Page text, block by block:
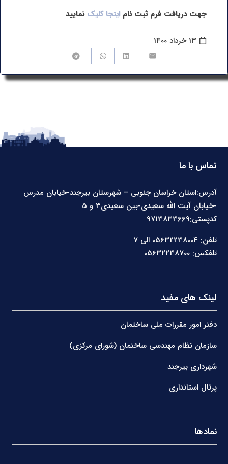
جهت دریافت فرم ثبت نام اینجا کلیک نمایید
13 خرداد 1400
تماس با ما
آدرس:استان خراسان جنوبی – شهرستان بیرجند-خیابان مدرس
کدپستی:9713833669
تلفن: 05632238004 الی 7
تلفکس: 05632238700
لینک های مفید
دفتر امور مقررات ملی ساختمان
سازمان نظام مهندسی ساختمان (شورای مرکزی)
شهرداری بیرجند
پرتال استانداری
نمادها